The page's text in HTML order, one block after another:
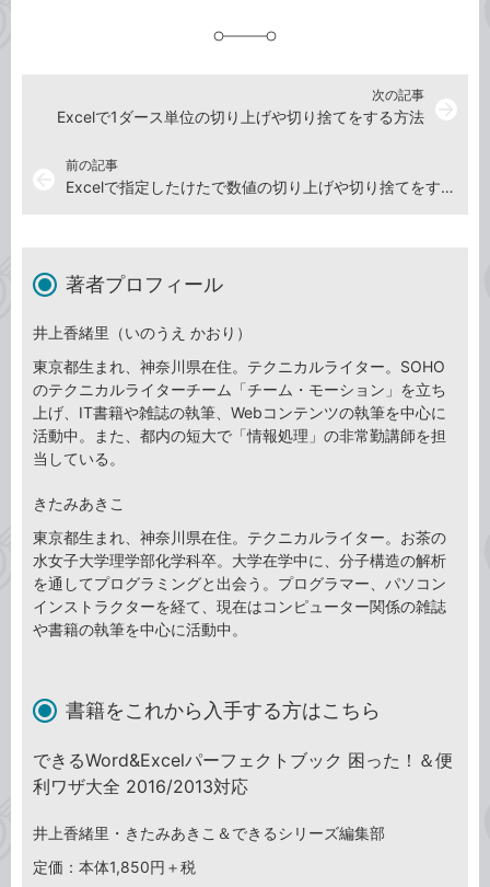
前の記事
Excelで指定したけたで数値の切り上げや切り捨てをする方法
次の記事
Excelで1ダース単位の切り上げや切り捨てをする方法
著者プロフィール
井上香緒里（いのうえ かおり）
東京都生まれ、神奈川県在住。テクニカルライター。SOHO
のテクニカルライターチーム「チーム・モーション」を立ち
上げ、IT書籍や雑誌の執筆、Webコンテンツの執筆を中心に
活動中。また、都内の短大で「情報処理」の非常勤講師を担
当している。
きたみあきこ
東京都生まれ、神奈川県在住。テクニカルライター。お茶の
水女子大学理学部化学科卒。大学在学中に、分子構造の解析
を通してプログラミングと出会う。プログラマー、パソコン
インストラクターを経て、現在はコンピューター関係の雑誌
や書籍の執筆を中心に活動中。
書籍をこれから入手する方はこちら
できるWord&Excelパーフェクトブック 困った！＆便
利ワザ大全 2016/2013対応
井上香緒里・きたみあきこ＆できるシリーズ編集部
定価：本体1,850円＋税